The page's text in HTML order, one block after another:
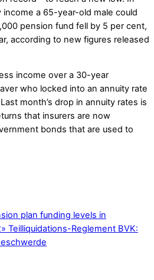
a 65-year-old male could
pension fund fell by 5 per cent,
according to new figures released
income over a 30-year
who locked into an annuity rate
month’s drop in annuity rates is
that insurers are now
bonds that are used to
plan funding levels in
» Teilliquidations-Reglement BVK: